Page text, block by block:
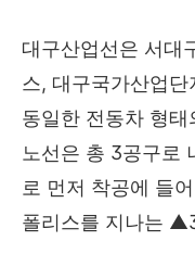
대구산업선은 서대
스, 대구국가산업
동일한 전동차 형
노선은 총 3공구로
로 먼저 착공에 들
폴리스를 지나는